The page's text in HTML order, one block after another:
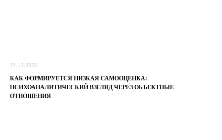
29.12.2025
КАК ФОРМИРУЕТСЯ НИЗКАЯ САМООЦЕНКА:
ПСИХОАНАЛИТИЧЕСКИЙ ВЗГЛЯД ЧЕРЕЗ ОБЪЕКТНЫЕ
ОТНОШЕНИЯ